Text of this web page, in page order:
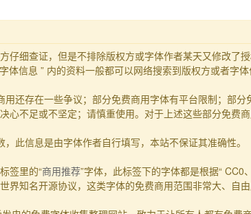
仔细查证，但是不排除版权方或字体作者某天又修改了
信息 ” 内的资料一般都可以网络搜索到版权方或者字体
还存在一些争议；部分免费商用字体有平台限制；部
心不足或不坚定；请慎重使用。对于上述这些部分免费
此信息是由字体作者自行填写，本站不保证其准确性。
签里的“商用推荐”字体，此标签下的字体都是根据“
界知名开源协议，这类字体的免费商用范围非常大、自